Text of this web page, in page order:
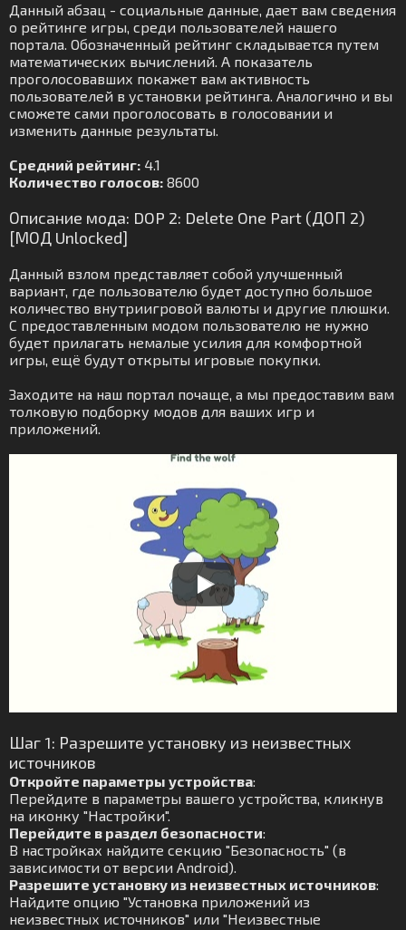
Данный абзац - социальные данные, дает вам сведения
о рейтинге игры, среди пользователей нашего
портала. Обозначенный рейтинг складывается путем
математических вычислений. А показатель
проголосовавших покажет вам активность
пользователей в установки рейтинга. Аналогично и вы
сможете сами проголосовать в голосовании и
изменить данные результаты.
Средний рейтинг: 4.1
Количество голосов: 8600
Описание мода: DOP 2: Delete One Part (ДОП 2)
[МОД Unlocked]
Данный взлом представляет собой улучшенный
вариант, где пользователю будет доступно большое
количество внутриигровой валюты и другие плюшки.
С предоставленным модом пользователю не нужно
будет прилагать немалые усилия для комфортной
игры, ещё будут открыты игровые покупки.
Заходите на наш портал почаще, а мы предоставим вам
толковую подборку модов для ваших игр и
приложений.
Шаг 1: Разрешите установку из неизвестных
источников
Откройте параметры устройства:
Перейдите в параметры вашего устройства, кликнув
на иконку "Настройки".
Перейдите в раздел безопасности:
В настройках найдите секцию "Безопасность" (в
зависимости от версии Android).
Разрешите установку из неизвестных источников:
Найдите опцию "Установка приложений из
неизвестных источников" или "Неизвестные